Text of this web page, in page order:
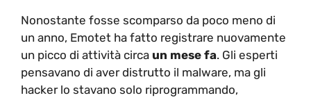
Nonostante fosse scomparso da poco meno di
un anno, Emotet ha fatto registrare nuovamente
un picco di attività circa un mese fa. Gli esperti
pensavano di aver distrutto il malware, ma gli
hacker lo stavano solo riprogrammando,